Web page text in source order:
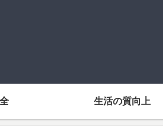
生活の質向上